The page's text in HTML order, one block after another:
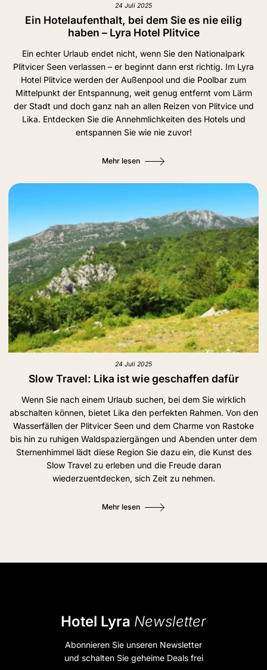
24 Juli 2025
Ein Hotelaufenthalt, bei dem Sie es nie eilig
haben – Lyra Hotel Plitvice
Ein echter Urlaub endet nicht, wenn Sie den Nationalpark
Plitvicer Seen verlassen – er beginnt dann erst richtig. Im Lyra
Hotel Plitvice werden der Außenpool und die Poolbar zum
Mittelpunkt der Entspannung, weit genug entfernt vom Lärm
der Stadt und doch ganz nah an allen Reizen von Plitvice und
Lika. Entdecken Sie die Annehmlichkeiten des Hotels und
entspannen Sie wie nie zuvor!
Mehr lesen
24 Juli 2025
Slow Travel: Lika ist wie geschaffen dafür
Wenn Sie nach einem Urlaub suchen, bei dem Sie wirklich
abschalten können, bietet Lika den perfekten Rahmen. Von den
Wasserfällen der Plitvicer Seen und dem Charme von Rastoke
bis hin zu ruhigen Waldspaziergängen und Abenden unter dem
Sternenhimmel lädt diese Region Sie dazu ein, die Kunst des
Slow Travel zu erleben und die Freude daran
wiederzuentdecken, sich Zeit zu nehmen.
Mehr lesen
Hotel Lyra Newsletter
Abonnieren Sie unseren Newsletter
und schalten Sie geheime Deals frei